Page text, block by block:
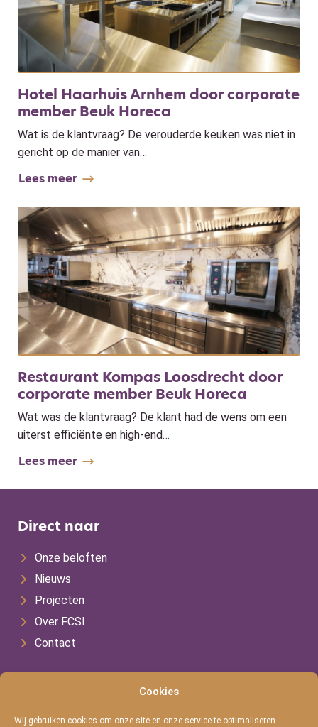
Cookies
Wij gebruiken cookies om onze site en onze service te optimaliseren.
Hotel Haarhuis Arnhem door corporate
member Beuk Horeca
Wat is de klantvraag? De verouderde keuken was niet in
gericht op de manier van…
Lees meer
Restaurant Kompas Loosdrecht door
corporate member Beuk Horeca
Wat was de klantvraag? De klant had de wens om een
uiterst efficiënte en high-end…
Lees meer
Direct naar
Onze beloften
Nieuws
Projecten
Over FCSI
Contact
LinkedIn